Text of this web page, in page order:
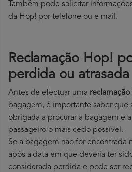
Também pode solicitar
da Hop! por telefone ou e-mail.
Reclamação Hop!
perdida ou atrasada
Antes de efectuar uma reclamação
bagagem, é importante saber que
obrigada a procurar a bagagem e
passageiro o mais cedo possível.
Se a bagagem não for encontrada
após a data em que deveria ter
considerada perdida e pode ser